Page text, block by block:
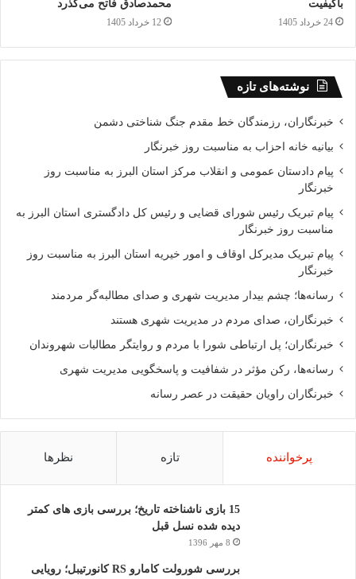
باکیفیت
24 خرداد 1405
محمدصادق فاتح می‌گذرد
12 خرداد 1405
نوشته‌های تازه
خبرنگاران، رزمندگان خط مقدم جنگ شناختی دشمن
بیانیه خانه احزاب به مناسبت روز خبرنگار
پیام دادستان عمومی و انقلاب مرکز استان البرز به مناسبت روز
خبرنگار
پیام تبریک رئیس شورای قضایی و رئیس کل دادگستری استان البرز به
مناسبت روز خبرنگار
پیام تبریک مدیرکل اوقاف و امور خیریه استان البرز به مناسبت روز
خبرنگار
رسانه‌ها؛ چشم بیدار مدیریت شهری و صدای مطالبه‌گر مردمند
خبرنگاران، صدای مردم در مدیریت شهری هستند
خبرنگاران؛ پل ارتباطی شورا با مردم و روایتگر مطالبات شهروندان
رسانه‌ها، رکن مؤثر در شفافیت و پاسخگویی مدیریت شهری
خبرنگاران راویان حقیقت در عصر رسانه
پرخواننده تازه نظرها
15 بازی ناشناخته تاریخ؛ بررسی بازی های کمتر
دیده شده نسل قبل
8 مهر 1396
بررسی شورولت کامارو RS کانورتیبل؛ رویایی